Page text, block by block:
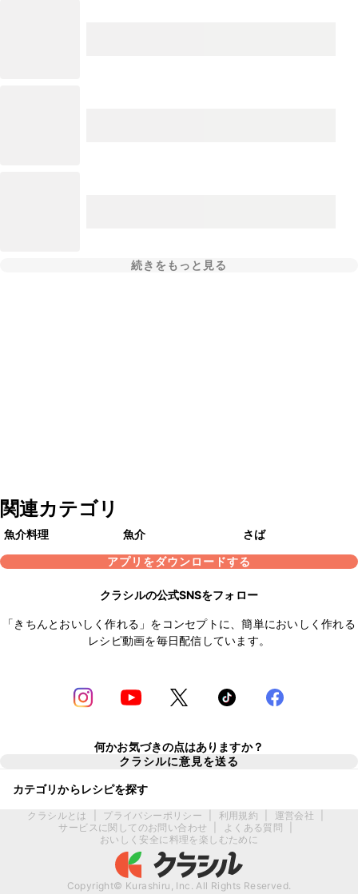
続きをもっと見る
関連カテゴリ
魚介料理 魚介
さば
アプリをダウンロードする
クラシルの公式SNSをフォロー
「きちんとおいしく作れる」をコンセプトに、簡単においしく作れる
レシピ動画を毎日配信しています。
何かお気づきの点はありますか？
クラシルに意見を送る
カテゴリからレシピを探す
クラシルとは プライバシーポリシー 利用規約 運営会社
サービスに関してのお問い合わせ
よくある質問
おいしく安全に料理を楽しむために
Copyright© Kurashiru, Inc. All Rights Reserved.